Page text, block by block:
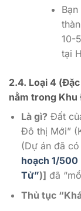
10-
tại
2.4. Loại 4
nằm trong Khu
Là gì? Đất
Đô thị Mới”
(Dự án đã
hoạch 1/500
Tử”)] đã
Thủ tục